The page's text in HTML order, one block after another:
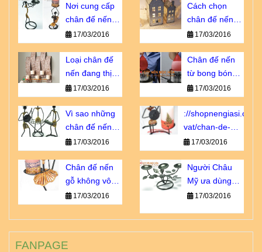
Nơi cung cấp
chân đế nến
giá sỉ chiết
khấu cao
17/03/2016
Cách chọn
chân đế nến
tôn vinh vẻ đẹp
nội thất
17/03/2016
Loại chân đế
nến đang thịnh
hành số 1 tại
Châu u
17/03/2016
Chân đế nến
từ bong bóng -
sao lại không?
17/03/2016
Vì sao những
chân đế nến
này luôn cháy
hàng?
17/03/2016
://
vat/chan-de-
nen-go-khong-
vo-dung-nhu-
ban-nghi.html
17/03/2016
Chân đế nến
gỗ không vô
dụng như bạn
nghĩ!
17/03/2016
Người Châu
Mỹ ưa dùng
loại chân đế
17/03/2016
FANPAGE